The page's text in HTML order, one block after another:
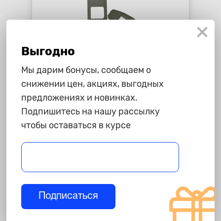
275 ₽
Заглушка ремня безопасности
"JT", металл, 2шт
Выгодно
Мы дарим бонусы, сообщаем о
снижении цен, акциях, выгодных
предложениях и новинках.
Подпишитесь на нашу рассылку
чтобы оставаться в курсе
Подписаться